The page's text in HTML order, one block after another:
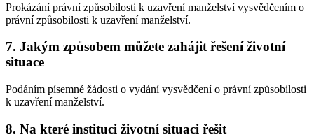
Prokázání právní způsobilosti k uzavření manželství vysvědčením o
právní způsobilosti k uzavření manželství.
7. Jakým způsobem můžete zahájit řešení životní
situace
Podáním písemné žádosti o vydání vysvědčení o právní způsobilosti
k uzavření manželství.
8. Na které instituci životní situaci řešit